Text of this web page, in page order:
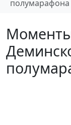
полумарафона
Моменты